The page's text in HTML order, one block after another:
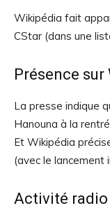
Wikipédia fait
CStar (dans une
Présence sur
La presse indique
Hanouna à la
Et Wikipédia
(avec le lancement
Activité radio